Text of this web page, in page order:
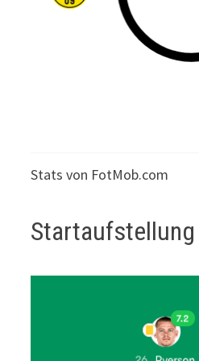
Stats von FotMob.com